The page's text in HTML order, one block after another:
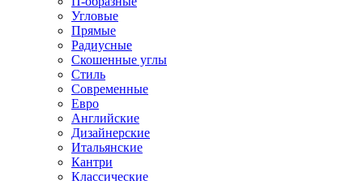
Угловые
Прямые
Радиусные
Скошенные углы
Стиль
Современные
Евро
Английские
Дизайнерские
Итальянские
Кантри
Классические